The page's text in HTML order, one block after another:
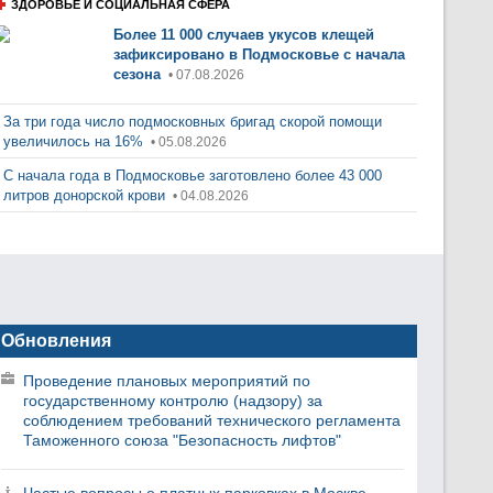
ЗДОРОВЬЕ И СОЦИАЛЬНАЯ СФЕРА
Более 11 000 случаев укусов клещей
зафиксировано в Подмосковье с начала
сезона • 07.08.2026
За три года число подмосковных бригад скорой помощи
увеличилось на 16% • 05.08.2026
С начала года в Подмосковье заготовлено более 43 000
литров донорской крови • 04.08.2026
Обновления
Проведение плановых мероприятий по
государственному контролю (надзору) за
соблюдением требований технического регламента
Таможенного союза "Безопасность лифтов"